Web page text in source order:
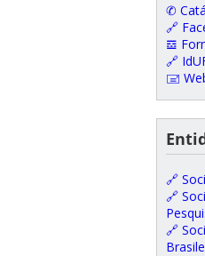
✆
🔗
𝌕
🔗
🖃
🔗
🔗
🔗